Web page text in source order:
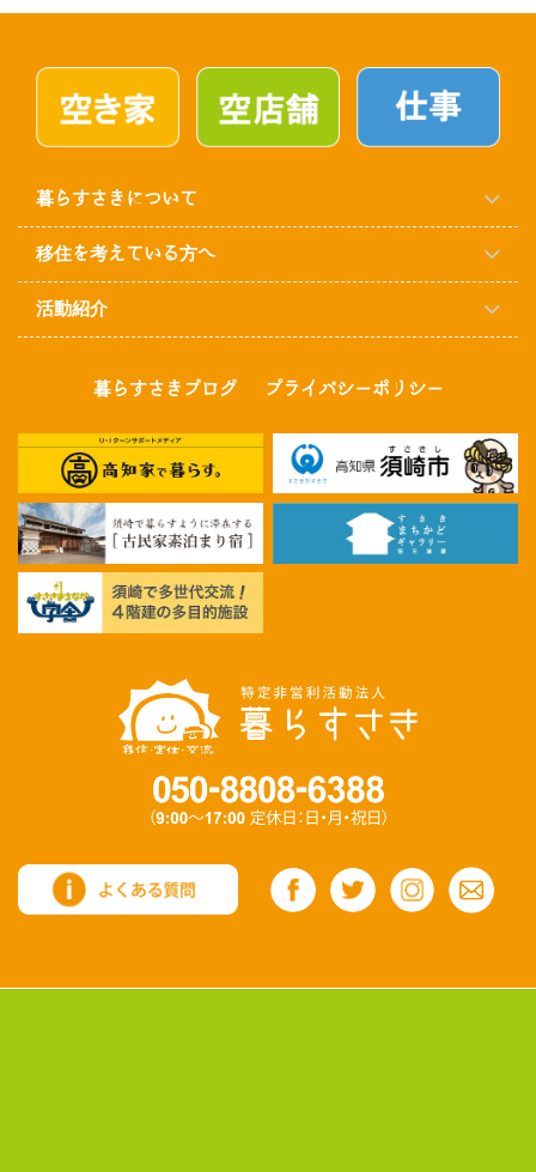
暮らすさきについて
移住を考えている方へ
活動紹介
暮らすさきブログ プライバシーポリシー